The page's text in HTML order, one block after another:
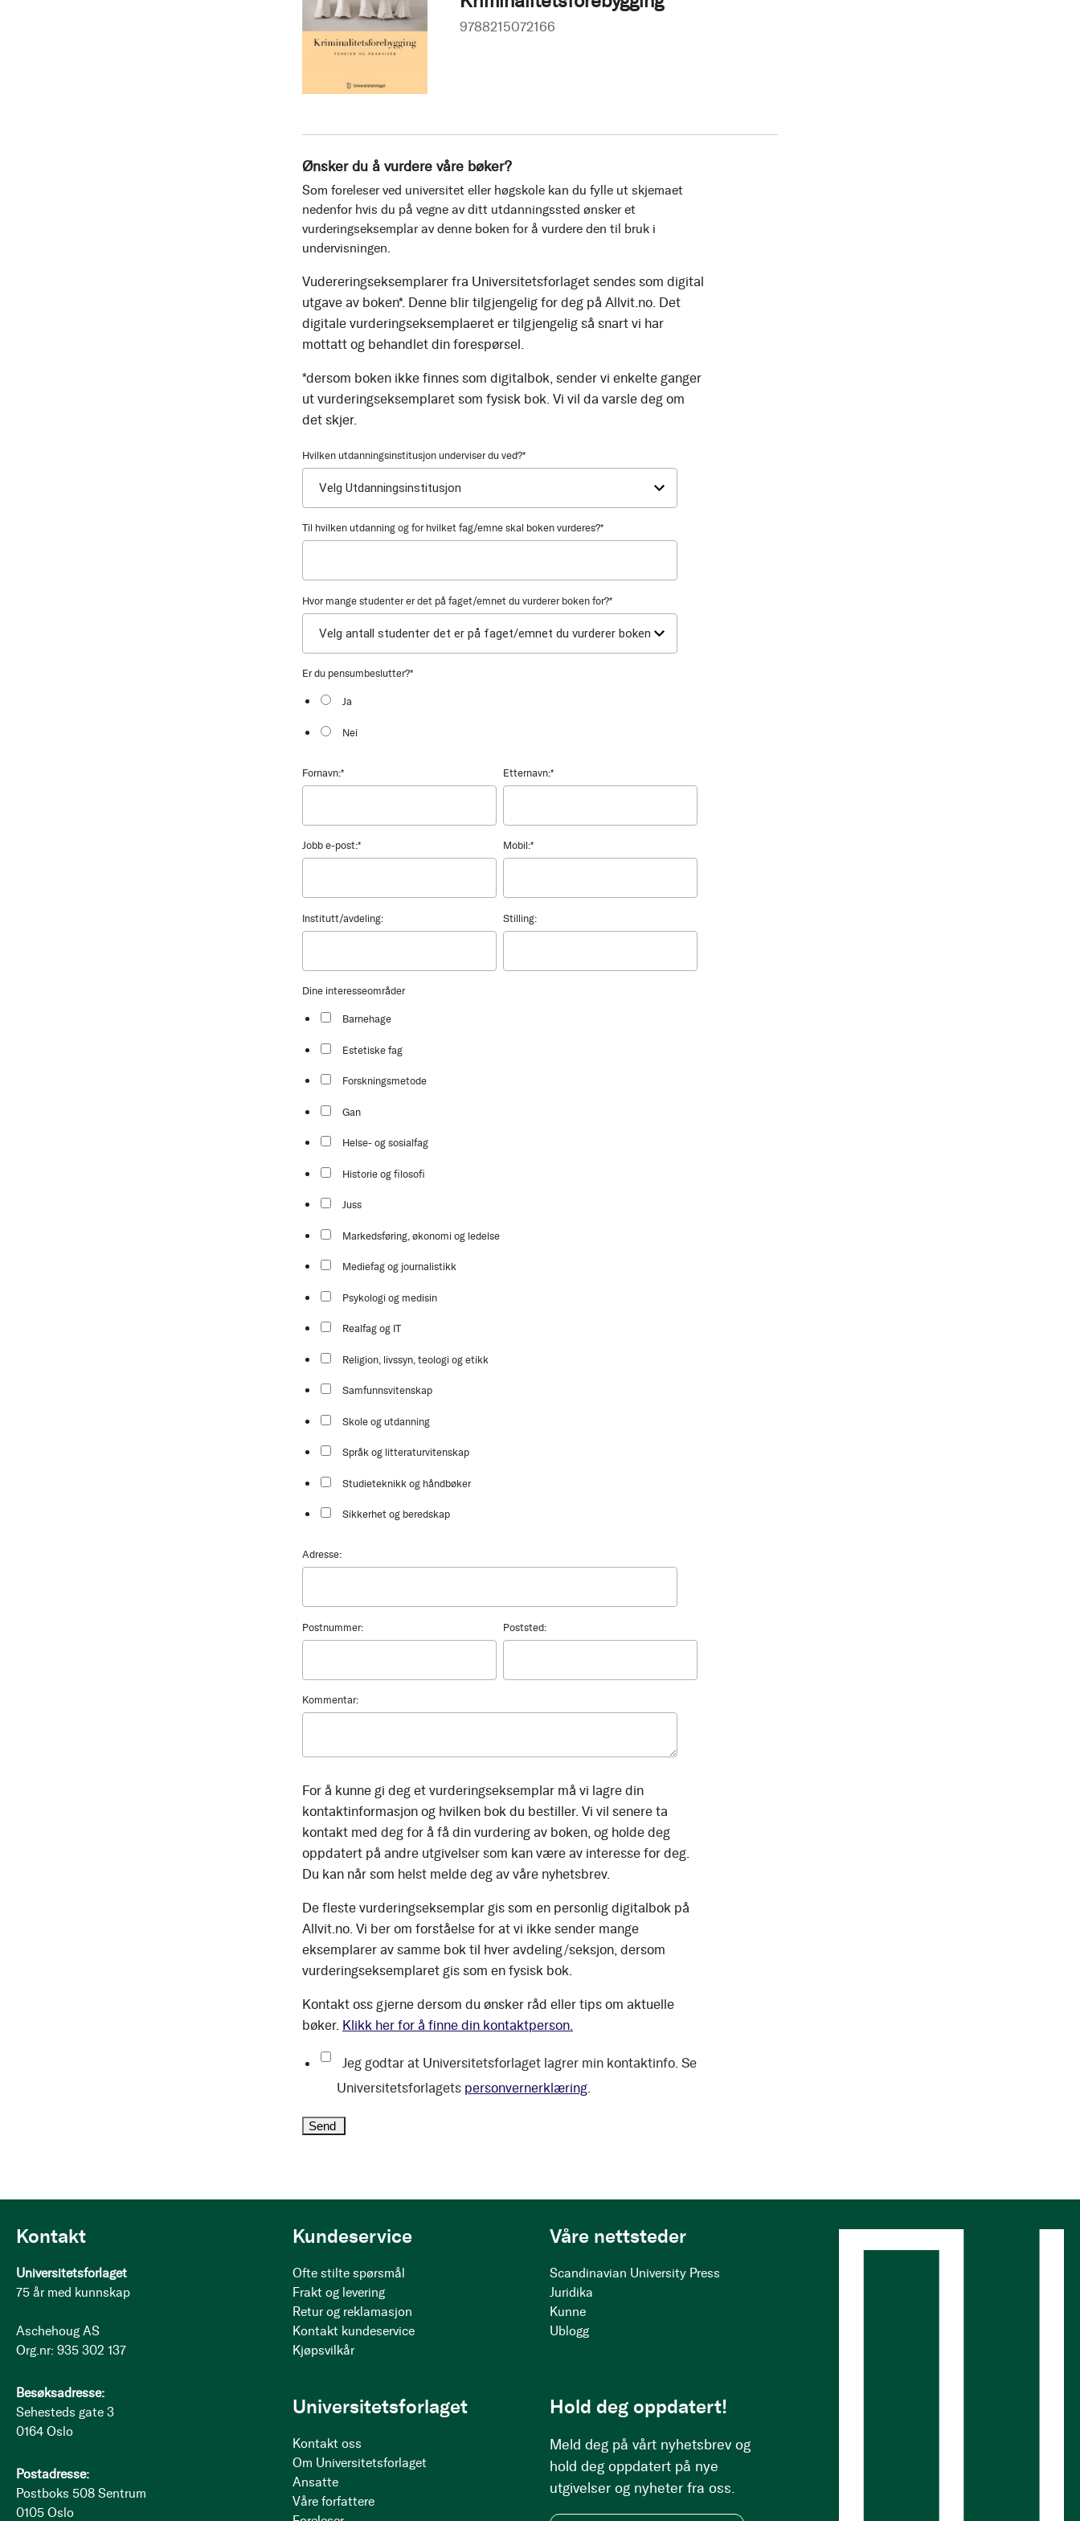
9788215072166
Ønsker du å vurdere våre bøker?
Som foreleser ved universitet eller høgskole kan du fylle ut skjemaet
nedenfor hvis du på vegne av ditt utdanningssted ønsker et
vurderingseksemplar av denne boken for å vurdere den til bruk i
undervisningen.
Vudereringseksemplarer fra Universitetsforlaget sendes som digital
utgave av boken*. Denne blir tilgjengelig for deg på Allvit.no. Det
digitale vurderingseksemplaeret er tilgjengelig så snart vi har
mottatt og behandlet din forespørsel.
*dersom boken ikke finnes som digitalbok, sender vi enkelte ganger
ut vurderingseksemplaret som fysisk bok. Vi vil da varsle deg om
det skjer.
Hvilken utdanningsinstitusjon underviser du ved?*
Til hvilken utdanning og for hvilket fag/emne skal boken vurderes?*
Hvor mange studenter er det på faget/emnet du vurderer boken for?*
Er du pensumbeslutter?*
Ja
Nei
Fornavn:* Etternavn:*
Jobb e-post:* Mobil:*
Institutt/avdeling: Stilling:
Dine interesseområder
Barnehage
Estetiske fag
Forskningsmetode
Gan
Helse- og sosialfag
Historie og filosofi
Juss
Markedsføring, økonomi og ledelse
Mediefag og journalistikk
Psykologi og medisin
Realfag og IT
Religion, livssyn, teologi og etikk
Samfunnsvitenskap
Skole og utdanning
Språk og litteraturvitenskap
Studieteknikk og håndbøker
Sikkerhet og beredskap
Adresse:
Postnummer: Poststed:
Kommentar:
For å kunne gi deg et vurderingseksemplar må vi lagre din
kontaktinformasjon og hvilken bok du bestiller. Vi vil senere ta
kontakt med deg for å få din vurdering av boken, og holde deg
oppdatert på andre utgivelser som kan være av interesse for deg.
Du kan når som helst melde deg av våre nyhetsbrev.
De fleste vurderingseksemplar gis som en personlig digitalbok på
Allvit.no. Vi ber om forståelse for at vi ikke sender mange
eksemplarer av samme bok til hver avdeling/seksjon, dersom
vurderingseksemplaret gis som en fysisk bok.
Kontakt oss gjerne dersom du ønsker råd eller tips om aktuelle
bøker. Klikk her for å finne din kontaktperson.
Jeg godtar at Universitetsforlaget lagrer min kontaktinfo. Se
Universitetsforlagets personvernerklæring.
Kontakt
Universitetsforlaget
75 år med kunnskap
Aschehoug AS
Org.nr: 935 302 137
Besøksadresse:
Sehesteds gate 3
0164 Oslo
Postadresse:
Postboks 508 Sentrum
0105 Oslo
Kundeservice
Ofte stilte spørsmål
Frakt og levering
Retur og reklamasjon
Kontakt kundeservice
Kjøpsvilkår
Våre nettsteder
Scandinavian University Press
Juridika
Kunne
Ublogg
Universitetsforlaget
Kontakt oss
Om Universitetsforlaget
Ansatte
Våre forfattere
Hold deg oppdatert!
Meld deg på vårt nyhetsbrev og
hold deg oppdatert på nye
utgivelser og nyheter fra oss.